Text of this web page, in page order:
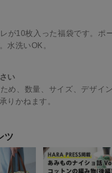
が10枚入った福袋です。ポ
水洗いOK。
い
め、数量、サイズ、デザイ
りかねます。
ツ